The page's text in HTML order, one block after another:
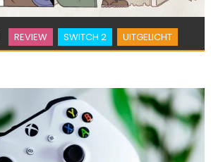
REVIEW SWITCH 2 UITGELICHT